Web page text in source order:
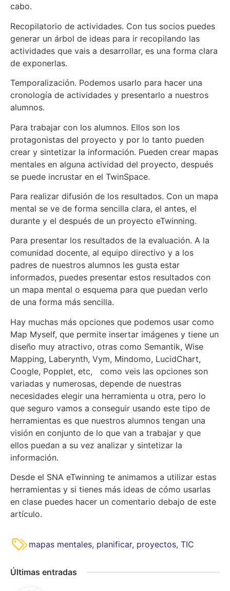
cabo.
Recopilatorio de actividades. Con tus socios puedes
generar un árbol de ideas para ir recopilando las
actividades que vais a desarrollar, es una forma clara
de exponerlas.
Temporalización. Podemos usarlo para hacer una
cronología de actividades y presentarlo a nuestros
alumnos.
Para trabajar con los alumnos. Ellos son los
protagonistas del proyecto y por lo tanto pueden
crear y sintetizar la información. Pueden crear mapas
mentales en alguna actividad del proyecto, después
se puede incrustar en el TwinSpace.
Para realizar difusión de los resultados. Con un mapa
mental se ve de forma sencilla clara, el antes, el
durante y el después de un proyecto eTwinning.
Para presentar los resultados de la evaluación. A la
comunidad docente, al equipo directivo y a los
padres de nuestros alumnos les gusta estar
informados, puedes presentar estos resultados con
un mapa mental o esquema para que puedan verlo
de una forma más sencilla.
Hay muchas más opciones que podemos usar como
Map Myself, que permite insertar imágenes y tiene un
diseño muy atractivo, otras como Semantik, Wise
Mapping, Laberynth, Vym, Mindomo, LucidChart,
Coogle, Popplet, etc, como veis las opciones son
variadas y numerosas, depende de nuestras
necesidades elegir una herramienta u otra, pero lo
que seguro vamos a conseguir usando este tipo de
herramientas es que nuestros alumnos tengan una
visión en conjunto de lo que van a trabajar y que
ellos puedan a su vez analizar y sintetizar la
información.
Desde el SNA eTwinning te animamos a utilizar estas
herramientas y si tienes más ideas de cómo usarlas
en clase puedes hacer un comentario debajo de este
artículo.
mapas mentales, planificar, proyectos, TIC
Últimas entradas